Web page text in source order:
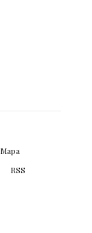
Mapa
RSS